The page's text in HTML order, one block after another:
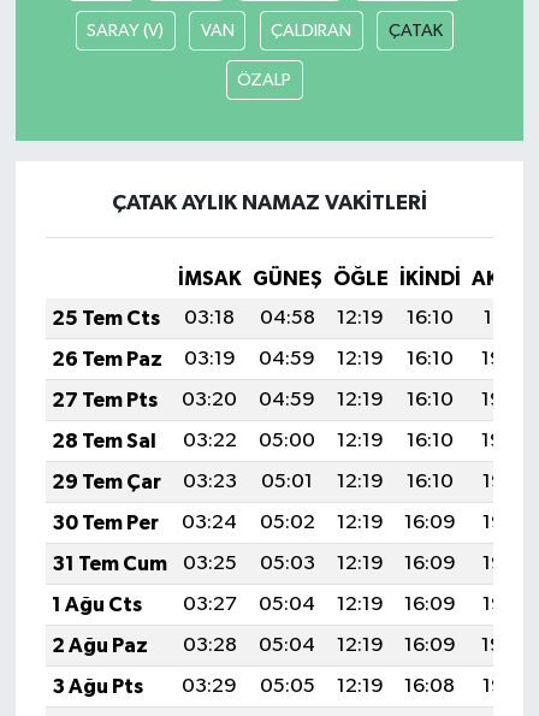
SARAY (V) VAN ÇALDIRAN ÇATAK
ÖZALP
ÇATAK AYLIK NAMAZ VAKITLERI
İMSAK GÜNEŞ ÖĞLE İKINDI
25 Tem Cts
03:18 04:58 12:19 16:10
19:31
26 Tem Paz
03:19 04:59 12:19 16:10
19:30
27 Tem Pts
03:20 04:59 12:19 16:10
19:29
28 Tem Sal
03:22 05:00 12:19 16:10
19:29
29 Tem Çar
03:23 05:01 12:19 16:10
19:28
30 Tem Per
03:24 05:02 12:19 16:09
19:27
31 Tem Cum
03:25 05:03 12:19 16:09
19:26
1 Ağu Cts
03:27 05:04 12:19 16:09
19:25
2 Ağu Paz
03:28 05:04 12:19 16:09
19:24
3 Ağu Pts
03:29 05:05 12:19 16:08
19:23